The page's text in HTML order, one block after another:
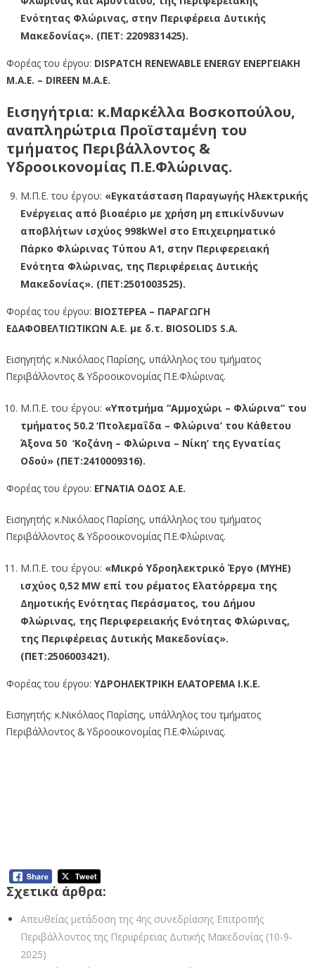
Ενότητας Φλώρινας, στην Περιφέρεια Δυτικής
Μακεδονίας». (ΠΕΤ: 2209831425).
Φορέας του έργου: DISPATCH RENEWABLE ENERGY ΕΝΕΡΓΕΙΑΚΗ
Μ.Α.Ε. – DIREEN M.A.E.
Εισηγήτρια: κ.Μαρκέλλα Βοσκοπούλου,
αναπληρώτρια Προϊσταμένη του
τμήματος Περιβάλλοντος &
Υδροοικονομίας Π.Ε.Φλώρινας.
Μ.Π.Ε. του έργου: «Εγκατάσταση Παραγωγής Ηλεκτρικής
Ενέργειας από βιοαέριο με χρήση μη επικίνδυνων
αποβλήτων ισχύος 998kWel στο Επιχειρηματικό
Πάρκο Φλώρινας Τύπου Α1, στην Περιφερειακή
Ενότητα Φλώρινας, της Περιφέρειας Δυτικής
Μακεδονίας». (ΠΕΤ:2501003525).
Φορέας του έργου: ΒΙΟΣΤΕΡΕΑ – ΠΑΡΑΓΩΓΗ
ΕΔΑΦΟΒΕΛΤΙΩΤΙΚΩΝ Α.Ε. με δ.τ. BIOSOLIDS S.A.
Εισηγητής: κ.Νικόλαος Παρίσης, υπάλληλος του τμήματος
Περιβάλλοντος & Υδροοικονομίας Π.Ε.Φλώρινας.
Μ.Π.Ε. του έργου: «Υποτμήμα “Αμμοχώρι – Φλώρινα” του
τμήματος 50.2 ‘Πτολεμαΐδα – Φλώρινα’ του Κάθετου
Άξονα 50 ‘Κοζάνη – Φλώρινα – Νίκη’ της Εγνατίας
Οδού» (ΠΕΤ:2410009316).
Φορέας του έργου: ΕΓΝΑΤΙΑ ΟΔΟΣ Α.Ε.
Εισηγητής: κ.Νικόλαος Παρίσης, υπάλληλος του τμήματος
Περιβάλλοντος & Υδροοικονομίας Π.Ε.Φλώρινας.
Μ.Π.Ε. του έργου: «Μικρό Υδροηλεκτρικό Έργο (ΜΥΗΕ)
ισχύος 0,52 MW επί του ρέματος Ελατόρρεμα της
Δημοτικής Ενότητας Περάσματος, του Δήμου
Φλώρινας, της Περιφερειακής Ενότητας Φλώρινας,
της Περιφέρειας Δυτικής Μακεδονίας».
(ΠΕΤ:2506003421).
Φορέας του έργου: ΥΔΡΟΗΛΕΚΤΡΙΚΗ ΕΛΑΤΟΡΕΜΑ Ι.Κ.Ε.
Εισηγητής: κ.Νικόλαος Παρίσης, υπάλληλος του τμήματος
Περιβάλλοντος & Υδροοικονομίας Π.Ε.Φλώρινας.
Σχετικά άρθρα:
Απευθείας μετάδοση της 4ης συνεδρίασης Επιτροπής
Περιβάλλοντος της Περιφέρειας Δυτικής Μακεδονίας (10-9-
2025)